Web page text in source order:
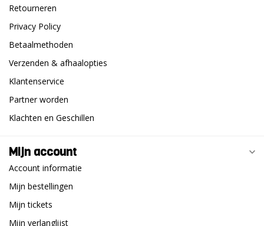
Retourneren
Privacy Policy
Betaalmethoden
Verzenden & afhaalopties
Klantenservice
Partner worden
Klachten en Geschillen
Mijn account
Account informatie
Mijn bestellingen
Mijn tickets
Mijn verlanglijst